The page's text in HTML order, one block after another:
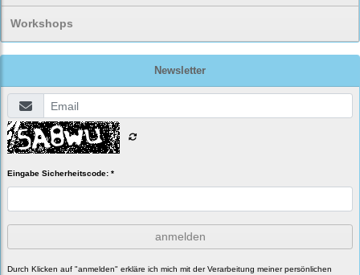
Workshops
Newsletter
Eingabe Sicherheitscode: *
anmelden
Durch Klicken auf "anmelden" erkläre ich mich mit der Verarbeitung meiner persönlichen